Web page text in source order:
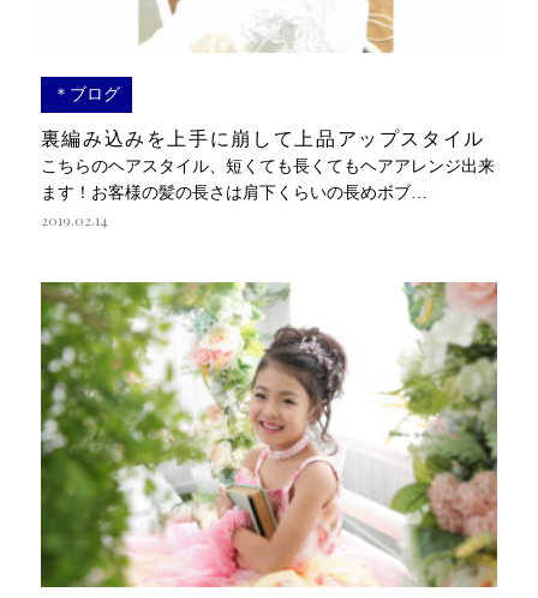
＊ブログ
裏編み込みを上手に崩して上品アップスタイル
こちらのヘアスタイル、短くても長くてもヘアアレンジ出来
ます！お客様の髪の長さは肩下くらいの長めボブ…
2019.02.14